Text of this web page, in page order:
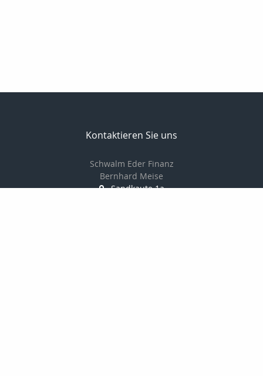
Kontaktieren Sie uns
Schwalm Eder Finanz
Bernhard Meise
Sandkaute 1a